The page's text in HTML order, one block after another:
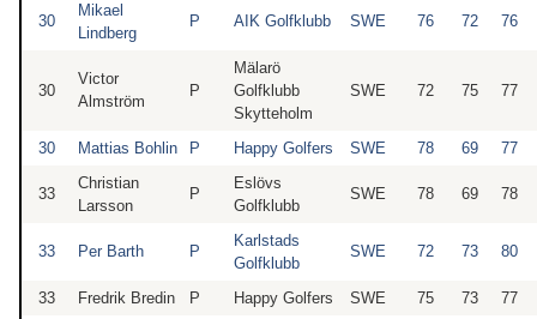
30
Mikael
Lindberg
P AIK Golfklubb SWE 76 72 76
30
Victor
Almström
P
Mälarö
Golfklubb
Skytteholm
SWE 72 75 77
30 Mattias Bohlin P Happy Golfers SWE 78 69 77
33
Christian
Larsson
P
Eslövs
Golfklubb
SWE 78 69 78
33 Per Barth P
Karlstads
Golfklubb
SWE 72 73 80
33 Fredrik Bredin P Happy Golfers SWE 75 73 77